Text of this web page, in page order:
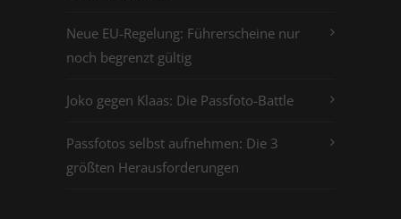
Neue EU-Regelung: Führerscheine nur
noch begrenzt gültig
Joko gegen Klaas: Die Passfoto-Battle
Passfotos selbst aufnehmen: Die 3
größten Herausforderungen